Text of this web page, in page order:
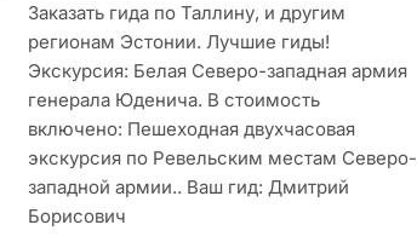
Заказать гида по Таллину, и другим
регионам Эстонии. Лучшие гиды!
Экскурсия: Белая Северо-западная армия
генерала Юденича. В стоимость
включено: Пешеходная двухчасовая
экскурсия по Ревельским местам Северо-
западной армии.. Ваш гид: Дмитрий
Борисович